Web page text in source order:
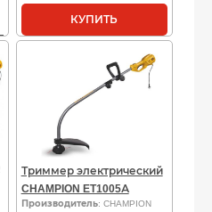
КУПИТЬ
Триммер электрический
CHAMPION ET1005А
Производитель: CHAMPION